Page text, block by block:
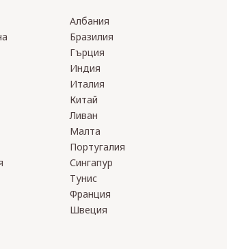
Албания
Бразилия
Гърция
Индия
Италия
Китай
Ливан
Малта
Португалия
Сингапур
Тунис
Франция
Швеция